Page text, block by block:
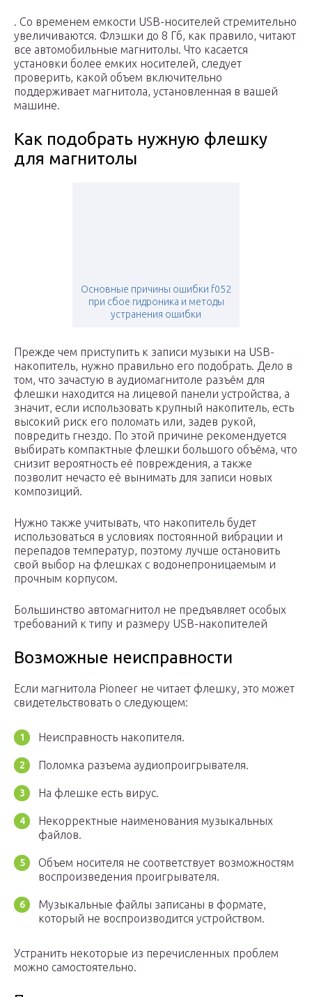
. Со временем емкости USB-носителей стремительно
увеличиваются. Флэшки до 8 Гб, как правило, читают
все автомобильные магнитолы. Что касается
установки более емких носителей, следует
проверить, какой объем включительно
поддерживает магнитола, установленная в вашей
машине.
Как подобрать нужную флешку
для магнитолы
Основные причины ошибки f052
при сбое гидроника и методы
устранения ошибки
Прежде чем приступить к записи музыки на USB-
накопитель, нужно правильно его подобрать. Дело в
том, что зачастую в аудиомагнитоле разъём для
флешки находится на лицевой панели устройства, а
значит, если использовать крупный накопитель, есть
высокий риск его поломать или, задев рукой,
повредить гнездо. По этой причине рекомендуется
выбирать компактные флешки большого объёма, что
снизит вероятность её повреждения, а также
позволит нечасто её вынимать для записи новых
композиций.
Нужно также учитывать, что накопитель будет
использоваться в условиях постоянной вибрации и
перепадов температур, поэтому лучше остановить
свой выбор на флешках с водонепроницаемым и
прочным корпусом.
Большинство автомагнитол не предъявляет особых
требований к типу и размеру USB-накопителей
Возможные неисправности
Если магнитола Pioneer не читает флешку, это может
свидетельствовать о следующем:
Неисправность накопителя.
Поломка разъема аудиопроигрывателя.
На флешке есть вирус.
Некорректные наименования музыкальных
файлов.
Объем носителя не соответствует возможностям
воспроизведения проигрывателя.
Музыкальные файлы записаны в формате,
который не воспроизводится устройством.
Устранить некоторые из перечисленных проблем
можно самостоятельно.